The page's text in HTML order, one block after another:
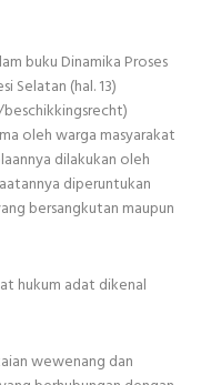
buku Dinamika Proses
Selatan (hal. 13)
oleh warga masyarakat
dilakukan oleh
diperuntukan
bersangkutan maupun
hukum adat dikenal
wewenang dan